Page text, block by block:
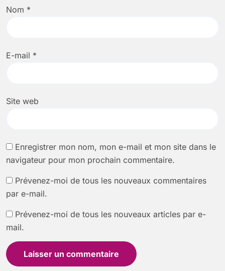
Nom *
E-mail *
Site web
Enregistrer mon nom, mon e-mail et mon site dans le
navigateur pour mon prochain commentaire.
Prévenez-moi de tous les nouveaux commentaires
par e-mail.
Prévenez-moi de tous les nouveaux articles par e-
mail.